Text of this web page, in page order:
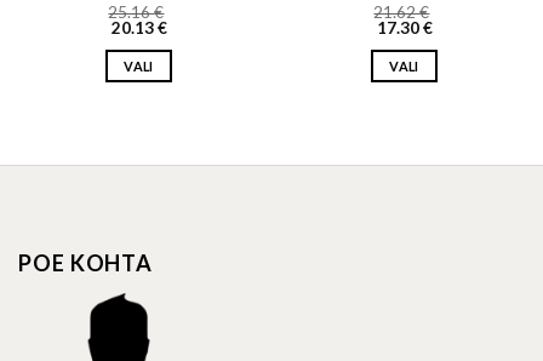
25.16€
20.13€
VALI
multiple
may
chosen
on
21.62€
17.30€
VALI
multiple
POE KOHTA